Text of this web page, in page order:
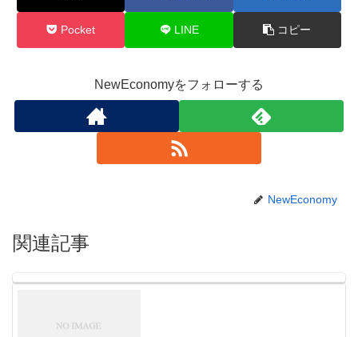
Pocket LINE コピー
NewEconomyをフォローする
NewEconomy
関連記事